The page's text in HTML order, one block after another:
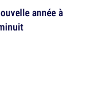
année à